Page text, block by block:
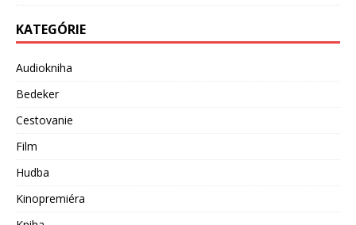
KATEGÓRIE
Audiokniha
Bedeker
Cestovanie
Film
Hudba
Kinopremiéra